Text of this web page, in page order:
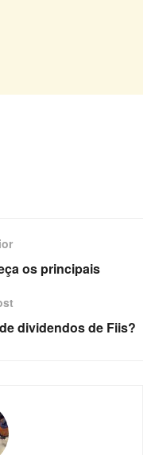
os principais
dividendos de Fiis?